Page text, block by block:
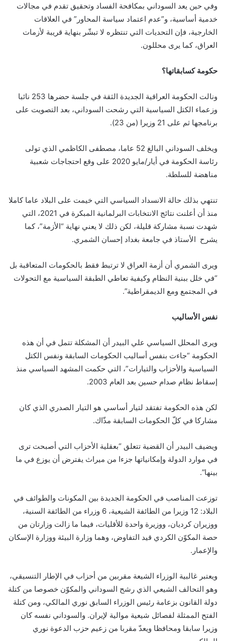
وفي حين يعد السوداني بمكافحة الفساد وتحقيق تقدم في مجالات
خدمية أساسية، و”عدم اعتماد سياسة المحاور” في العلاقات
الخارجية، فإن التحديات التي تنتظره لا تبشّر بنهاية قريبة لأزمات
العراق، كما يرى محللون.
حكومة كسابقاتها؟
ونالت الحكومة العراقية الجديدة الثقة في جلسة حضرها 253 نائبا
وزعماء الكتل السياسية التي رشحت السوداني، بعد التصويت على
برنامجها ثم على 21 وزيرا (من 23).
ويخلف السوداني البالغ 52 عاما، مصطفى الكاظمي الذي تولى
رئاسة الحكومة في أيار/مايو 2020 على وقع احتجاجات شعبية
مناهضة للسلطة.
تنتهي بذلك حالة الانسداد السياسي التي خيمت على البلاد عاما كاملا
منذ أن أعلنت نتائج الانتخابات البرلمانية المبكرة في 2021، التي
شهدت نسبة مشاركة قليلة، لكن ذلك لا يعني نهاية “الأزمة”، كما
يشرح الأستاذ في جامعة بغداد إحسان الشمري.
ويرى الشمري أن أزمة العراق لا ترتبط فقط بالحكومات المتعاقبة بل
“في خلل ببنية النظام وكيفية تعاطي الطبقة السياسية مع التحولات
في المجتمع ومع الديمقراطية”.
نفس الأساليب
ويرى المحلل السياسي علي البيدر أن المشكلة تتمل في أن هذه
الحكومة “جاءت بنفس أساليب الحكومات السابقة ونفس الكتل
السياسية والأحزاب والتيارات”، التي حكمت المشهد السياسي منذ
إسقاط نظام صدام حسين بعد العام 2003.
لكن هذه الحكومة تفتقد لتيار أساسي هو التيار الصدري الذي كان
مشاركا في كلّ الحكومات السابقة مذّاك.
ويضيف البيدر أن القضية تتعلق “بعقلية الأحزاب التي أصبحت ترى
في موارد الدولة وإمكانياتها جزءا من ميراث يفترض أن يوزع في ما
بينها”.
توزعت المناصب في الحكومة الجديدة بين المكونات والطوائف في
البلاد: 12 وزيرا من الطائفة الشيعية، 6 وزراء من الطائفة السنية،
ووزيران كرديان، ووزيرة واحدة للأقليات، فيما ما زالت وزارتان من
حصة المكوّن الكردي قيد التفاوض، وهما وزارة البيئة ووزارة الإسكان
والإعمار.
ويعتبر غالبية الوزراء الشيعة مقربين من أحزاب في الإطار التنسيقي،
وهو التحالف الشيعي الذي رشح السوداني والمكوّن خصوصا من كتلة
دولة القانون بزعامة رئيس الوزراء السابق نوري المالكي، ومن كتلة
الفتح الممثلة لفصائل شيعية موالية لإيران. والسوداني نفسه كان
وزيرا سابقا ومحافظا ويعدّ مقربا من زعيم حزب الدعوة نوري